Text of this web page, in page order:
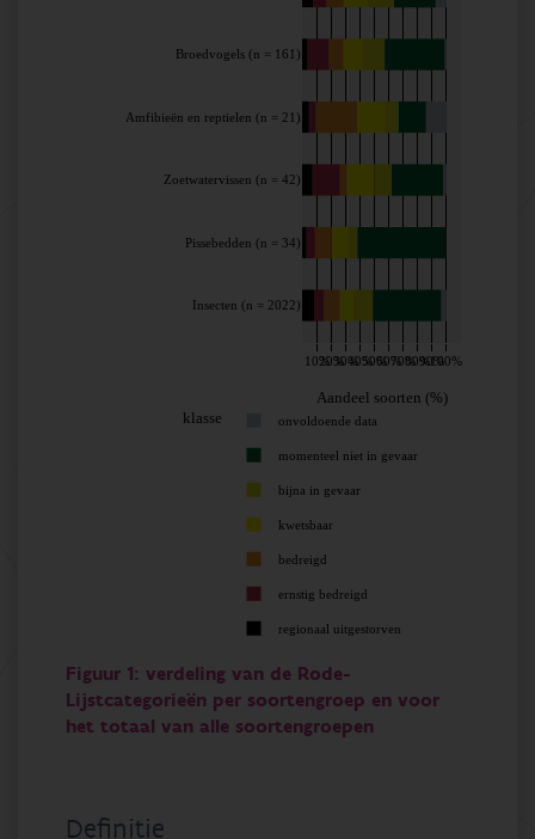
10%20%30%40%50%60%70%80%90%100%
Insecten (n = 2022)
Pissebedden (n = 34)
Zoetwatervissen (n = 42)
Amfibieën en reptielen (n = 21)
Broedvogels (n = 161)
klasse onvoldoende data
momenteel niet in gevaar
bijna in gevaar
kwetsbaar
bedreigd
ernstig bedreigd
regionaal uitgestorven
Aandeel soorten (%)
Figuur 1: verdeling van de Rode-
Lijstcategorieën per soortengroep en voor
het totaal van alle soortengroepen
Definitie